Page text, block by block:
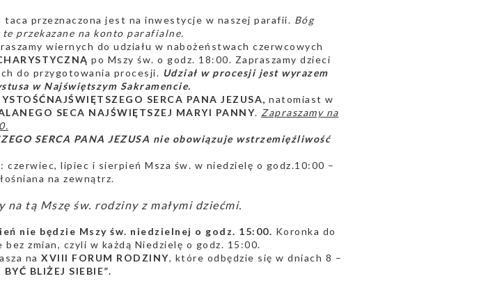
taca przeznaczona jest na inwestycje w naszej parafii. Bóg
te przekazane na konto parafialne.
wiernych do udziału w nabożeństwach czerwcowych
po Mszy św. o godz. 18:00. Zapraszamy dzieci
do przygotowania procesji. Udział w procesji jest wyrazem
w Najświętszym Sakramencie.
NAJŚWIĘTSZEGO SERCA PANA JEZUSA, natomiast w
SECA NAJŚWIĘTSZEJ MARYI PANNY. Zapraszamy na
SERCA PANA JEZUSA nie obowiązuje wstrzemięźliwość
czerwiec, lipiec i sierpień Msza św. w niedzielę o godz.10:00 –
na zewnątrz.
na tą Mszę św. rodziny z małymi dziećmi.
nie będzie Mszy św. niedzielnej o godz. 15:00. Koronka do
zmian, czyli w każdą Niedzielę o godz. 15:00.
na XVIII FORUM RODZINY, które odbędzie się w dniach 8 –
BYĆ BLIŻEJ SIEBIE”.